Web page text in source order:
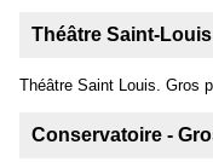
Théâtre Saint-
Théâtre Saint Louis. Gros
Conservatoire -